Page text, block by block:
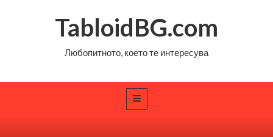
TabloidBG.com
Любопитното, което те интересува